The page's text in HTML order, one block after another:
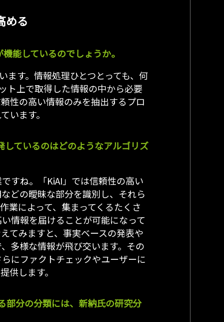
める
能しているのでしょうか。
ます。情報処理ひとつとっても、何
ト上で取得した情報の中から必要
性の高い情報のみを抽出するプロ
います。
ているのはどのようなアルゴリズ
すね。「KiAI」では信頼性の高い
どの曖昧な部分を識別し、それら
業によって、集まってくるたくさ
情報を届けることが可能になって
てみますと、事実ベースの発表や
多様な情報が飛び交います。その
にファクトチェックやユーザーに
供します。
部分の分類には、新納氏の研究分